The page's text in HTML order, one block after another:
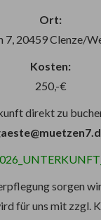
Ort:
7, 20459 Clenze/
Kosten:
250,-€
direkt zu
sorgen
für uns mit zzgl.